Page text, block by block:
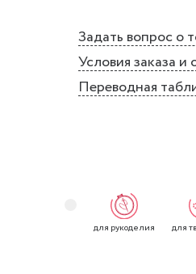
Задать вопрос о
Условия заказа и
Переводная
для рукоделия для